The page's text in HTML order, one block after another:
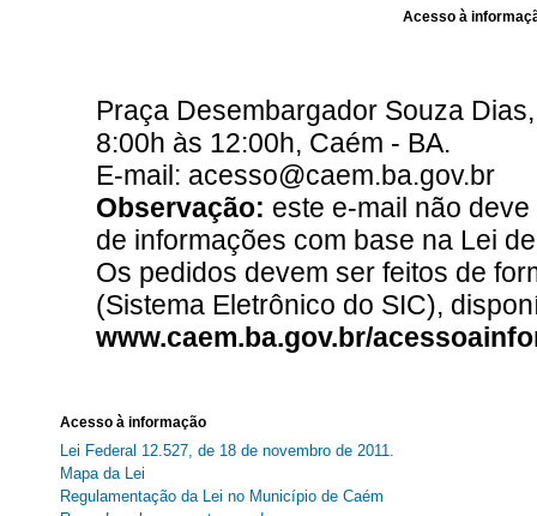
Acesso à
Praça Desembargador Souza
8:00h às 12:00h, Caém - BA.
E-mail: acesso@caem.ba.gov.br
Observação: este e-mail não
de informações com base na Lei
Os pedidos devem ser feitos de
(Sistema Eletrônico do SIC),
www.caem.ba.gov.br/
Acesso à informação
Lei Federal 12.527, de 18 de novembro de 2011.
Mapa da Lei
Regulamentação da Lei no Município de Caém